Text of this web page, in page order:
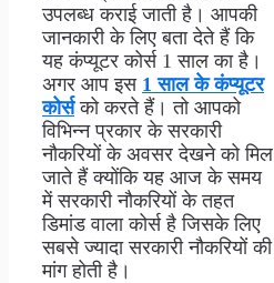
उपलब्ध कराई जाती है। आपकी
जानकारी के लिए बता देते हैं कि
यह कंप्यूटर कोर्स 1 साल का है।
अगर आप इस 1 साल के कंप्यूटर
कोर्सको करते हैं। तो आपको
विभिन्न प्रकार के सरकारी
नौकरियों के अवसर देखने को मिल
जाते हैं क्योंकि यह आज के समय
में सरकारी नौकरियों के तहत
डिमांड वाला कोर्स है जिसके लिए
सबसे ज्यादा सरकारी नौकरियों की
मांग होती है।